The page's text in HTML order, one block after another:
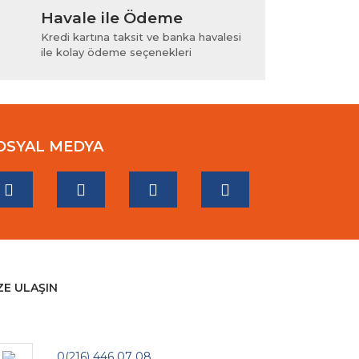
Havale ile Ödeme
Kredi kartına taksit ve banka havalesi
ile kolay ödeme seçenekleri
MEDYA
ULAŞIN